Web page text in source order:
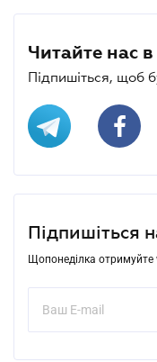
Читайте нас
Підпишіться, щоб
Підпишіться
Щопонеділка отримуйте